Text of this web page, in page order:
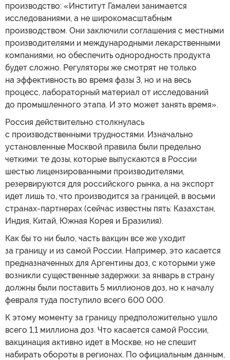
производство: «Институт Гамалеи занимается
исследованиями, а не широкомасштабным
производством. Они заключили соглашения с местными
производителями и международными лекарственными
компаниями, но обеспечить однородность продукта
будет сложно. Регуляторы же смотрят не только
на эффективность во время фазы 3, но и на весь
процесс, лабораторный материал от исследований
до промышленного этапа. И это может занять время».
Россия действительно столкнулась
с производственными трудностями. Изначально
установленные Москвой правила были предельно
четкими: те дозы, которые выпускаются в России
шестью лицензированными производителями,
резервируются для российского рынка, а на экспорт
идет лишь то, что производится за границей, в восьми
странах-партнерах (сейчас известны пять: Казахстан,
Индия, Китай, Южная Корея и Бразилия).
Как бы то ни было, часть вакцин все же уходит
за границу и из самой России. Например, это касается
предназначенных для Аргентины доз, с которыми уже
возникли существенные задержки: за январь в страну
должны были поставить 5 миллионов доз, но к началу
февраля туда поступило всего 600 000.
К этому моменту за границу предположительно ушло
всего 1,1 миллиона доз. Что касается самой России,
вакцинация активно идет в Москве, но не спешит
набирать обороты в регионах. По официальным данным,